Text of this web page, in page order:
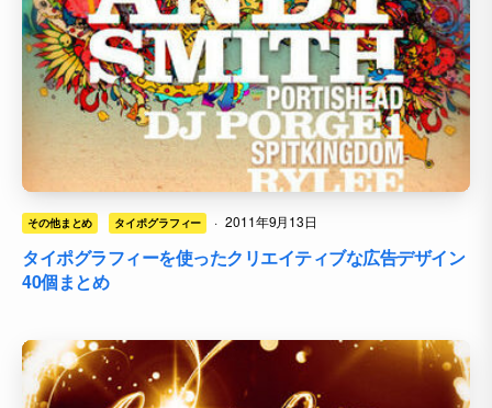
その他まとめ タイポグラフィー · 2011年9月13日
タイポグラフィーを使ったクリエイティブな広告デザイン
40個まとめ